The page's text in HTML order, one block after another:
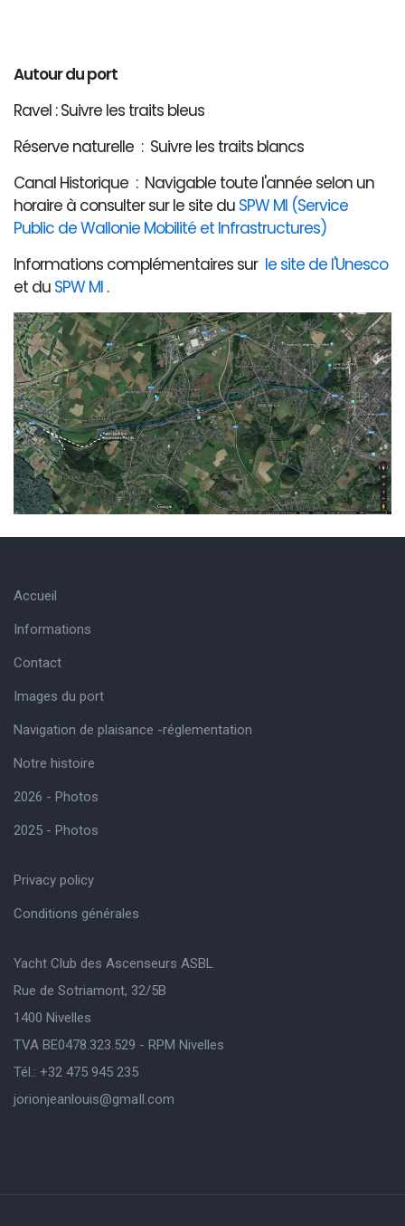
Autour du port
Ravel : Suivre les traits bleus
Réserve naturelle : Suivre les traits blancs
Canal Historique : Navigable toute l'année selon un
horaire à consulter sur le site du SPW MI (Service
Public de Wallonie Mobilité et Infrastructures)
Informations complémentaires sur le site de l'Unesco
et du SPW MI .
Accueil
Informations
Contact
Images du port
Navigation de plaisance -réglementation
Notre histoire
2026 - Photos
2025 - Photos
Privacy policy
Conditions générales
Yacht Club des Ascenseurs ASBL
Rue de Sotriamont, 32/5B
1400 Nivelles
TVA BE0478.323.529 - RPM Nivelles
Tél.: +32 475 945 235
jorionjeanlouis@gmaIl.com